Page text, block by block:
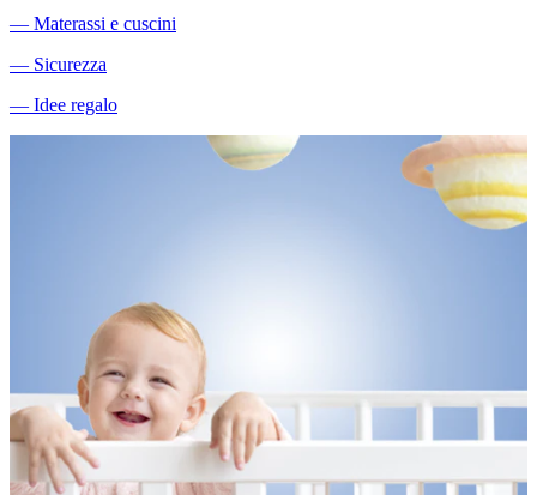
― Materassi e cuscini
― Sicurezza
― Idee regalo